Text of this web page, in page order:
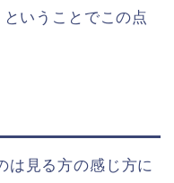
いうことでこの点
は見る方の感じ方に